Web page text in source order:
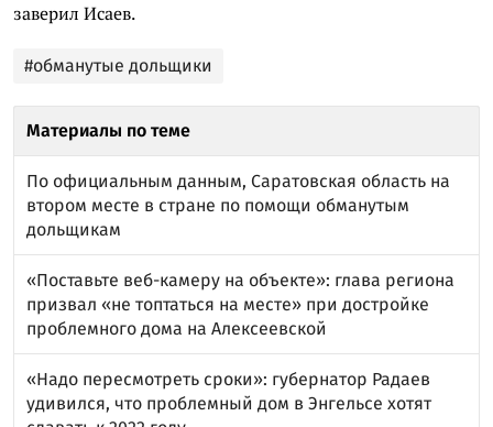
заверил Исаев.
#обманутые дольщики
Материалы по теме
По официальным данным, Саратовская область на
втором месте в стране по помощи обманутым
дольщикам
«Поставьте веб-камеру на объекте»: глава региона
призвал «не топтаться на месте» при достройке
проблемного дома на Алексеевской
«Надо пересмотреть сроки»: губернатор Радаев
удивился, что проблемный дом в Энгельсе хотят